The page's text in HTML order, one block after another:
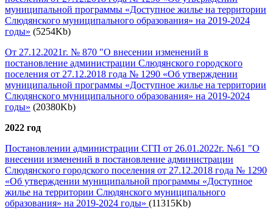
муниципальной программы «Доступное жилье на территории
Слюдянского муниципального образования» на 2019-2024
годы» (5254Kb)
От 27.12.2021г. № 870 "О внесении изменений в
постановление администрации Слюдянского городского
поселения от 27.12.2018 года № 1290 «Об утверждении
муниципальной программы «Доступное жилье на территории
Слюдянского муниципального образования» на 2019-2024
годы» (20380Kb)
2022 год
Постановлении администрации СГП от 26.01.2022г. №61 "О
внесении изменений в постановление администрации
Слюдянского городского поселения от 27.12.2018 года № 1290
«Об утверждении муниципальной программы «Доступное
жилье на территории Слюдянского муниципального
образования» на 2019-2024 годы» (11315Kb)